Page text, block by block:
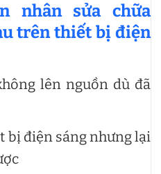
nhân sửa chữa
trên thiết bị điện
lên nguồn dù đã
bị điện sáng nhưng lại